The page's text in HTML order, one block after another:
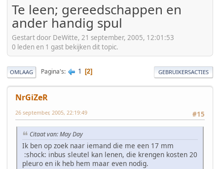
Te leen; gereedschappen en
ander handig spul
Gestart door DeWitte, 21 september, 2005, 12:01:53
0 leden en 1 gast bekijken dit topic.
OMLAAG Pagina's 1 2 GEBRUIKERSACTIES
NrGiZeR
#15
26 september, 2005, 22:19:49
Citaat van: May Day
Ik ben op zoek naar iemand die me een 17 mm
:shock: inbus sleutel kan lenen, die krengen kosten 20
pleuro en ik heb hem maar even nodig.